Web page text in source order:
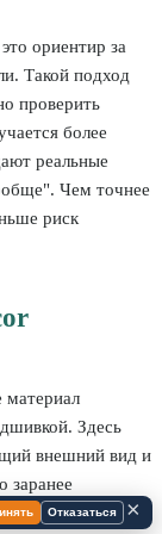
ориентир за
Такой подход
проверить
более
реальные
Чем точнее
риск
материал
Здесь
внешний вид и
заранее
фасада,
×
. Отказаться